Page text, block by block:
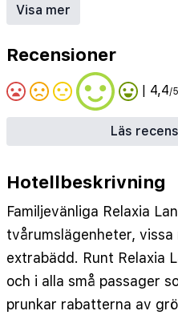
Stopp för transferbuss: 80
Busshållplats: 400 m
Centrum: 100 m
Reception 24 h •
Byggt: 1984• Senast
Antal lägenheter: 168
• Area:
WiFi i allmänna utrymmen
Störningsnivå: Tidvis
Visa mer
Recensioner
| 4,4/5
Läs
Hotellbeskrivning
Familjevänliga Relaxia
tvårumslägenheter,
extrabädd. Runt Relaxia
och i alla små passager
prunkar rabatterna av